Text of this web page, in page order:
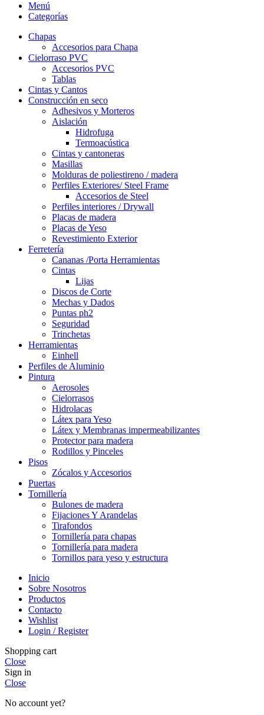
Menú
Categorías
Chapas
Accesorios para Chapa
Cielorraso PVC
Accesorios PVC
Tablas
Cintas y Cantos
Construcción en seco
Adhesivos y Morteros
Aislación
Hidrofuga
Termoacústica
Cintas y cantoneras
Masillas
Molduras de poliestireno / madera
Perfiles Exteriores/ Steel Frame
Accesorios de Steel
Perfiles interiores / Drywall
Placas de madera
Placas de Yeso
Revestimiento Exterior
Ferretería
Cananas /Porta Herramientas
Cintas
Lijas
Discos de Corte
Mechas y Dados
Puntas ph2
Seguridad
Trinchetas
Herramientas
Einhell
Perfiles de Aluminio
Pintura
Aerosoles
Cielorrasos
Hidrolacas
Látex para Yeso
Látex y Membranas impermeabilizantes
Protector para madera
Rodillos y Pinceles
Pisos
Zócalos y Accesorios
Puertas
Tornillería
Bulones de madera
Fijaciones Y Arandelas
Tirafondos
Tornillería para chapas
Tornillería para madera
Tornillos para yeso y estructura
Inicio
Sobre Nosotros
Productos
Contacto
Wishlist
Login / Register
Shopping cart
Close
Sign in
Close
No account yet?